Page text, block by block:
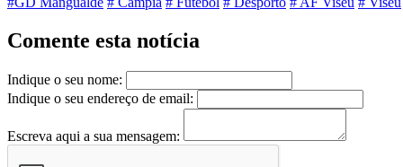
Comente esta notícia
Indique o seu nome:
Indique o seu endereço de email:
Escreva aqui a sua mensagem: